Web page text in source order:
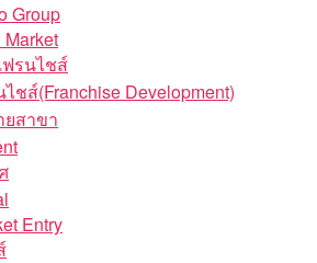
Group
รนไชส์
ชส์(Franchise Development)
สาขา
Entry